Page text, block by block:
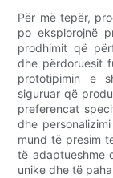
Për më tepër,
po eksplorojnë
prodhimit që
dhe përdoruesit
prototipimin e
siguruar që
preferencat
dhe
mund të presim
të adaptueshme
unike dhe të